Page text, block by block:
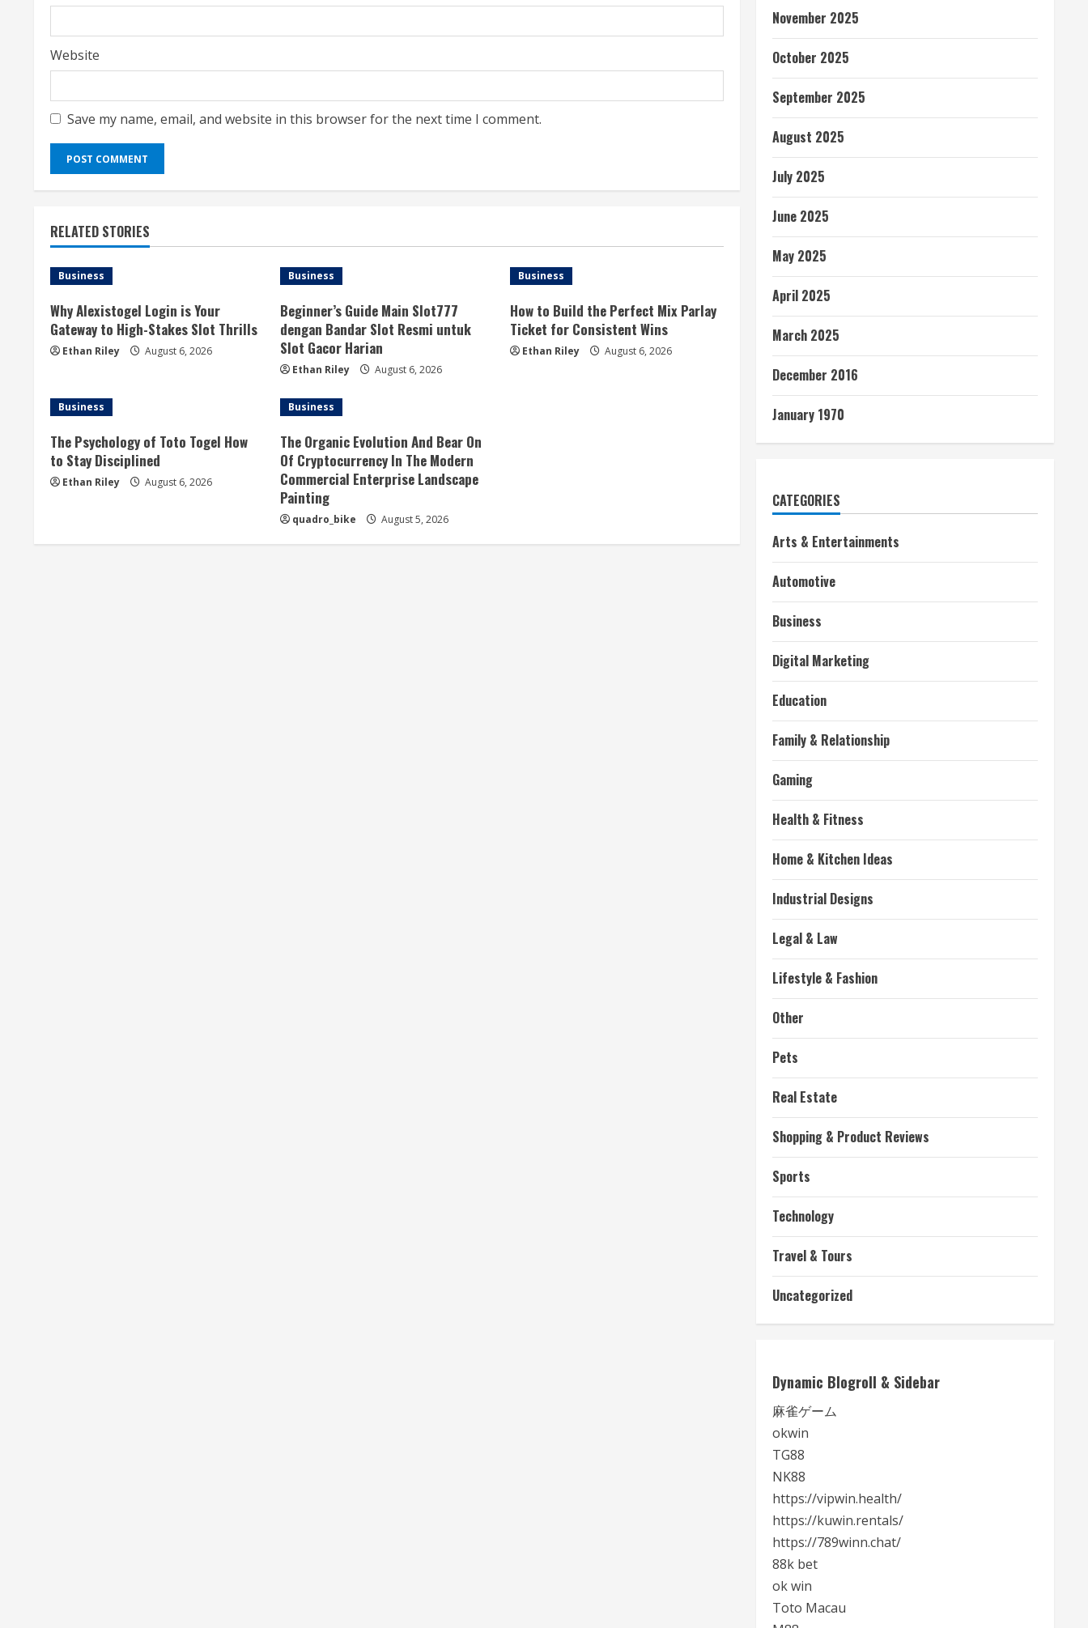
Website
Save my name, email, and website in this browser for the next time I comment.
RELATED STORIES
Business
Why Alexistogel Login is Your
Gateway to High-Stakes Slot Thrills
Ethan Riley August 6, 2026
Business
Beginner’s Guide Main Slot777
dengan Bandar Slot Resmi untuk
Slot Gacor Harian
Ethan Riley August 6, 2026
Business
How to Build the Perfect Mix Parlay
Ticket for Consistent Wins
Ethan Riley August 6, 2026
Business
The Psychology of Toto Togel How
to Stay Disciplined
Ethan Riley August 6, 2026
Business
The Organic Evolution And Bear On
Of Cryptocurrency In The Modern
Commercial Enterprise Landscape
Painting
quadro_bike August 5, 2026
November 2025
October 2025
September 2025
August 2025
July 2025
June 2025
May 2025
April 2025
March 2025
December 2016
January 1970
CATEGORIES
Arts & Entertainments
Automotive
Business
Digital Marketing
Education
Family & Relationship
Gaming
Health & Fitness
Home & Kitchen Ideas
Industrial Designs
Legal & Law
Lifestyle & Fashion
Other
Pets
Real Estate
Shopping & Product Reviews
Sports
Technology
Travel & Tours
Uncategorized
Dynamic Blogroll & Sidebar
麻雀ゲーム
okwin
TG88
NK88
https://vipwin.health/
https://kuwin.rentals/
https://789winn.chat/
88k bet
ok win
Toto Macau